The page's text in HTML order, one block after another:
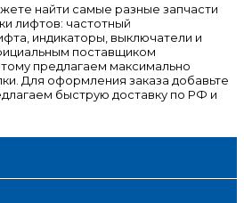
найти самые разные запчасти
лифтов: частотный
индикаторы, выключатели и
поставщиком
предлагаем максимально
Для оформления заказа добавьте
быструю доставку по РФ и